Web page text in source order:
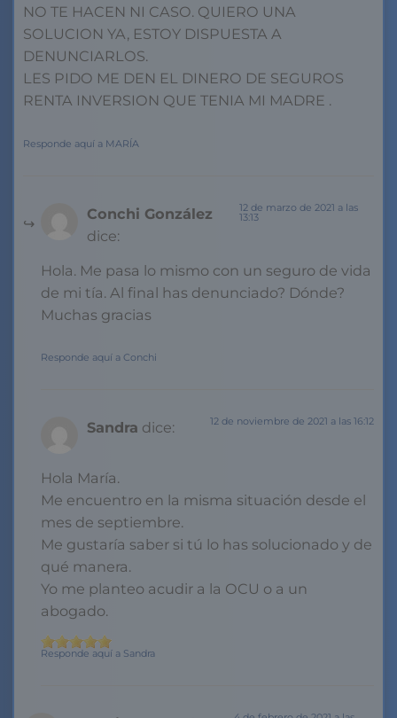
NO TE HACEN NI CASO. QUIERO UNA
SOLUCION YA, ESTOY DISPUESTA A
DENUNCIARLOS.
LES PIDO ME DEN EL DINERO DE SEGUROS
RENTA INVERSION QUE TENIA MI MADRE .
Responde aquí a MARÍA
Conchi González
dice:
12 de marzo de 2021 a las
13:13
Hola. Me pasa lo mismo con un seguro de vida
de mi tía. Al final has denunciado? Dónde?
Muchas gracias
Responde aquí a Conchi
Sandra dice: 12 de noviembre de 2021 a las 16:12
Hola María.
Me encuentro en la misma situación desde el
mes de septiembre.
Me gustaría saber si tú lo has solucionado y de
qué manera.
Yo me planteo acudir a la OCU o a un
abogado.
Responde aquí a Sandra